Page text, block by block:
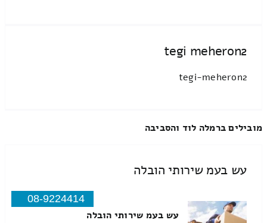
tegi meheron2
tegi-meheron2
מובילים ברמלה לוד והסביבה
עש בעמ שירותי הובלה
08-9224414
עש בעמ שירותי הובלה